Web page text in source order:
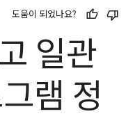
도움이 되었나요?
일관
램 정